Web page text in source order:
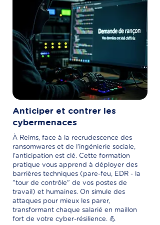
Anticiper et contrer les
cybermenaces
À Reims, face à la recrudescence des
ransomwares et de l'ingénierie sociale,
l'anticipation est clé. Cette formation
pratique vous apprend à déployer des
barrières techniques (pare-feu, EDR - la
"tour de contrôle" de vos postes de
travail) et humaines. On simule des
attaques pour mieux les parer,
transformant chaque salarié en maillon
fort de votre cyber-résilience. 💪